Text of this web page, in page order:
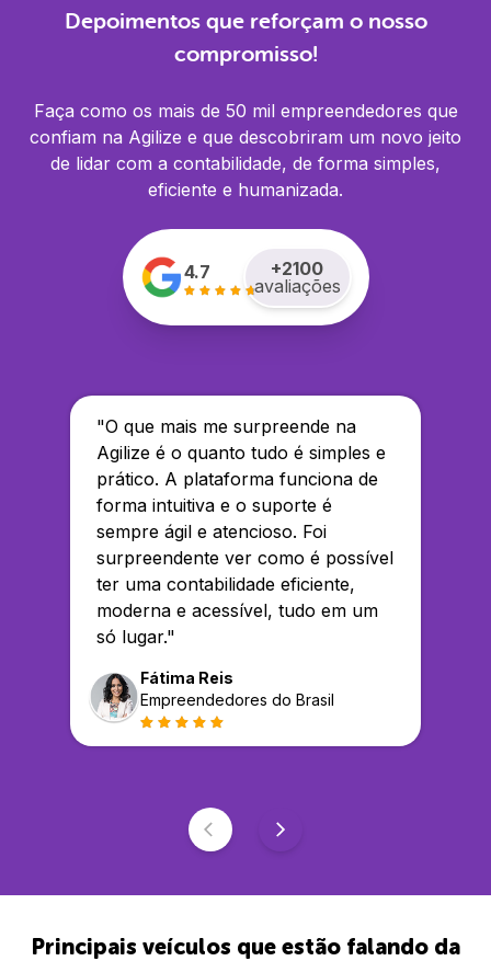
Depoimentos que reforçam o nosso
compromisso!
Faça como os mais de 50 mil empreendedores que
confiam na Agilize e que descobriram um novo jeito
de lidar com a contabilidade, de forma simples,
eficiente e humanizada.
4.7 +2100
avaliações
"O que mais me surpreende na
Agilize é o quanto tudo é simples e
prático. A plataforma funciona de
forma intuitiva e o suporte é
sempre ágil e atencioso. Foi
surpreendente ver como é possível
ter uma contabilidade eficiente,
moderna e acessível, tudo em um
só lugar."
Fátima Reis
Empreendedores do Brasil
Principais veículos que estão falando da